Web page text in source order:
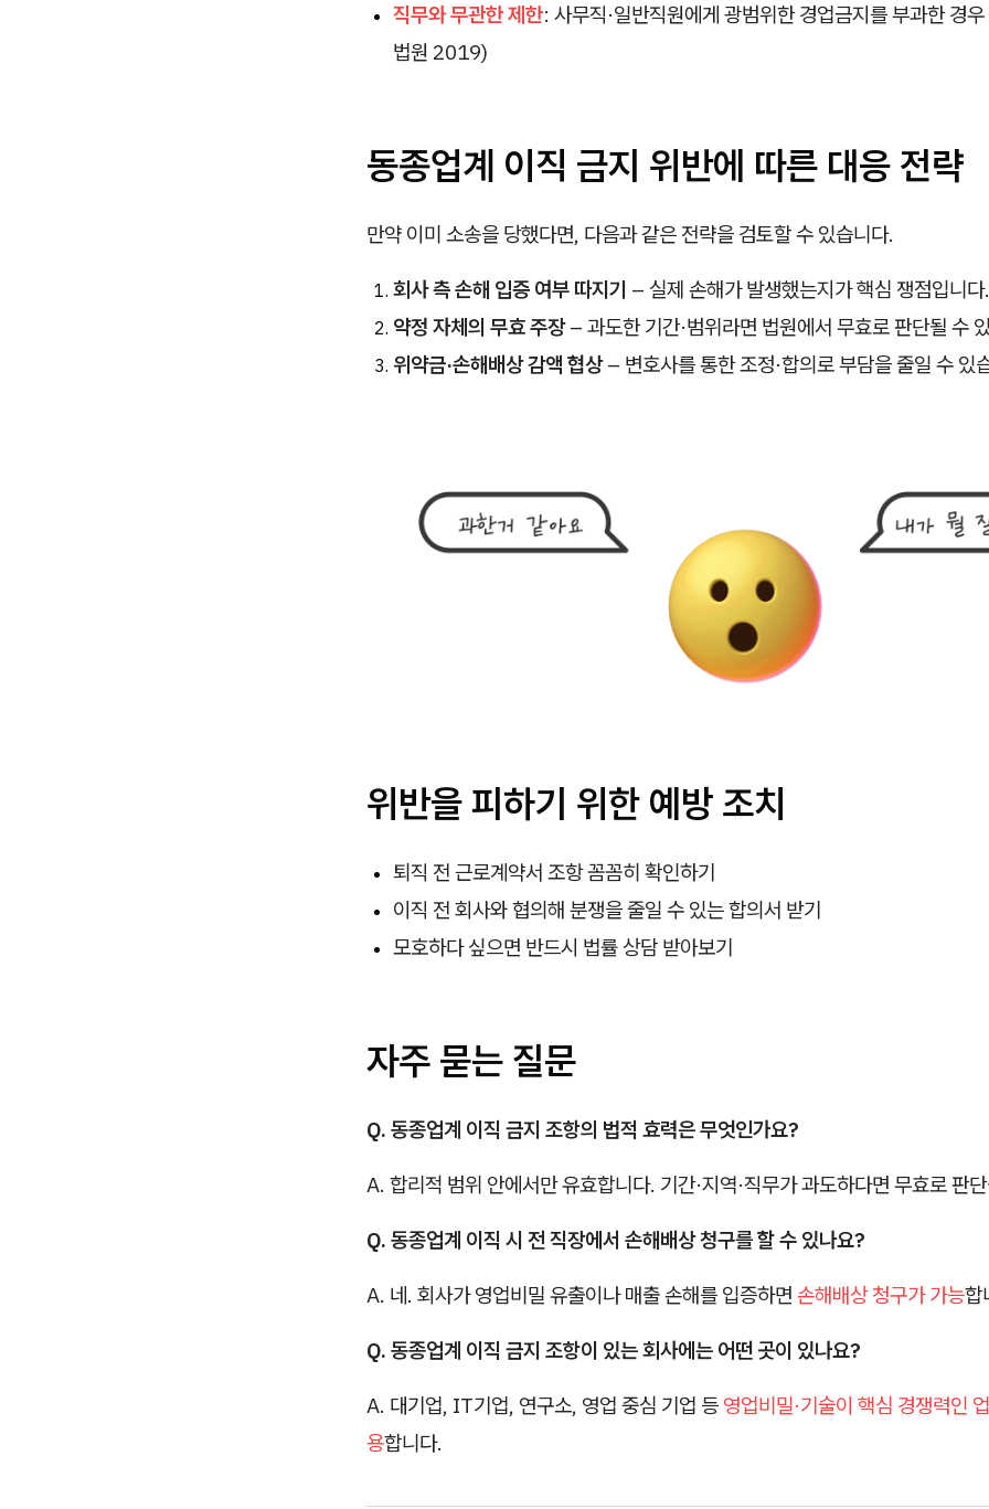
직무와 무관한 제한: 사무직·일반직원에게 광범위한 경업금지를 부과한 경
법원 2019)
동종업계 이직 금지 위반에 따른 대응 전략
만약 이미 소송을 당했다면, 다음과 같은 전략을 검토할 수 있습니다.
회사 측 손해 입증 여부 따지기 – 실제 손해가 발생했는지가 핵심 쟁점입니다.
약정 자체의 무효 주장– 과도한 기간·범위라면 법원에서 무효로 판단될 수
위약금·손해배상 감액 협상– 변호사를 통한 조정·합의로 부담을 줄일 수 있
위반을 피하기 위한 예방 조치
퇴직 전 근로계약서 조항 꼼꼼히 확인하기
이직 전 회사와 협의해 분쟁을 줄일 수 있는 합의서 받기
모호하다 싶으면 반드시 법률 상담 받아보기
자주 묻는 질문
Q. 동종업계 이직 금지 조항의 법적 효력은 무엇인가요?
A. 합리적 범위 안에서만 유효합니다. 기간·지역·직무가 과도하다면 무효로 판
Q. 동종업계 이직 시 전 직장에서 손해배상 청구를 할 수 있나요?
A. 네. 회사가 영업비밀 유출이나 매출 손해를 입증하면 손해배상 청구가 가능합
Q. 동종업계 이직 금지 조항이 있는 회사에는 어떤 곳이 있나요?
A. 대기업, IT기업, 연구소, 영업 중심 기업 등 영업비밀·기술이 핵심 경쟁력인
용합니다.